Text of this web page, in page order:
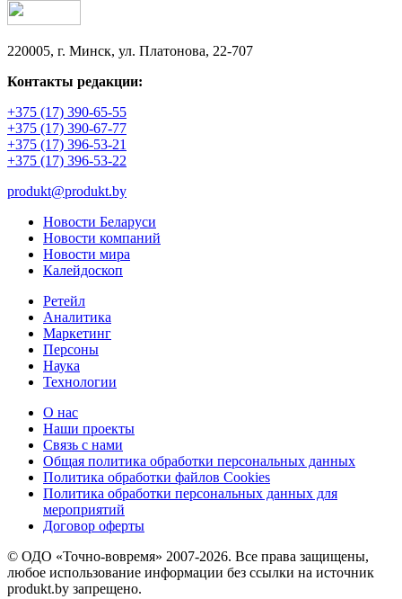
220005, г. Минск, ул. Платонова, 22-707
Контакты редакции:
+375 (17) 390-65-55
+375 (17) 390-67-77
+375 (17) 396-53-21
+375 (17) 396-53-22
produkt@produkt.by
Новости Беларуси
Новости компаний
Новости мира
Калейдоскоп
Ретейл
Аналитика
Маркетинг
Персоны
Наука
Технологии
О нас
Наши проекты
Связь с нами
Общая политика обработки персональных данных
Политика обработки файлов Cookies
Политика обработки персональных данных для
мероприятий
Договор оферты
© ОДО «Точно-вовремя» 2007-2026. Все права защищены,
любое использование информации без ссылки на источник
produkt.by запрещено.